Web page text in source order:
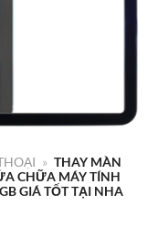
» THAY MÀN
CHỮA MÁY TÍNH
GIÁ TỐT TẠI NHA